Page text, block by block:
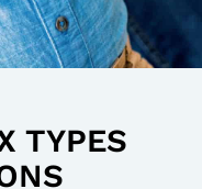
TYPES